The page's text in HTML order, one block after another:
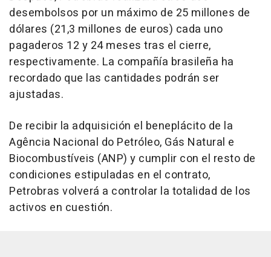
desembolsos por un máximo de 25 millones de
dólares (21,3 millones de euros) cada uno
pagaderos 12 y 24 meses tras el cierre,
respectivamente. La compañía brasileña ha
recordado que las cantidades podrán ser
ajustadas.
De recibir la adquisición el beneplácito de la
Agência Nacional do Petróleo, Gás Natural e
Biocombustíveis (ANP) y cumplir con el resto de
condiciones estipuladas en el contrato,
Petrobras volverá a controlar la totalidad de los
activos en cuestión.